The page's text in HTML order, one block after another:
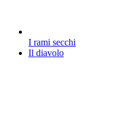
I rami secchi
Il diavolo